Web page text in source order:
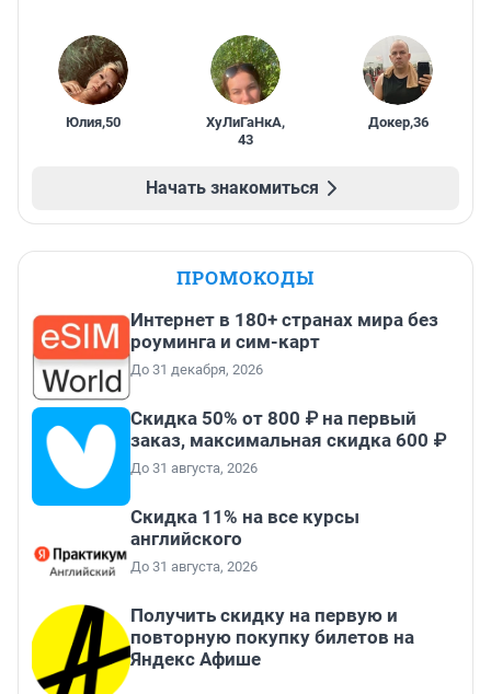
Юлия,50 ХуЛиГаНкА,
43
Докер,36
Начать знакомиться
ПРОМОКОДЫ
Интернет в 180+ странах мира без
роуминга и сим-карт
До 31 декабря, 2026
Скидка 50% от 800 ₽ на первый
заказ, максимальная скидка 600 ₽
До 31 августа, 2026
Скидка 11% на все курсы
английского
До 31 августа, 2026
Получить скидку на первую и
повторную покупку билетов на
Яндекс Афише